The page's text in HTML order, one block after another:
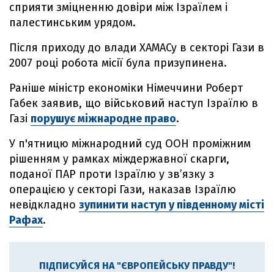
сприяти зміцненню довіри між Ізраїлем і
палестинським урядом.
Після приходу до влади ХАМАСу в секторі Гази в
2007 році робота місії була призупинена.
Раніше міністр економіки Німеччини Роберт
Габек заявив, що військовий наступ Ізраїлю в
Газі порушує міжнародне право.
У п'ятницю міжнародний суд ООН проміжним
рішенням у рамках міждержавної скарги,
поданої ПАР проти Ізраїлю у зв’язку з
операцією у секторі Гази, наказав Ізраїлю
невідкладно зупинити наступ у південному місті
Рафах.
ПІДПИСУЙСЯ НА "ЄВРОПЕЙСЬКУ ПРАВДУ"!